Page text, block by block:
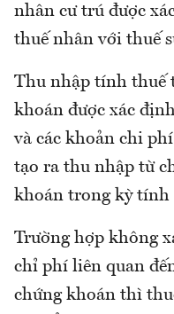
nhân cư trú được
thuế nhân với thuế
Thu nhập tính thuế
khoán được xác
và các khoản chi
tạo ra thu nhập từ
khoán trong kỳ tính
Trường hợp không
chỉ phí liên quan
chứng khoán thì